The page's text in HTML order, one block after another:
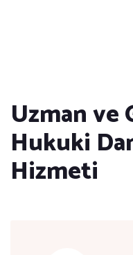
Uzman ve
Hukuki
Hizmeti